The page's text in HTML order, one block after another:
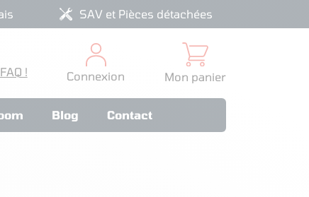
SAV et Pièces détachées
!
Connexion Mon panier
Blog Contact